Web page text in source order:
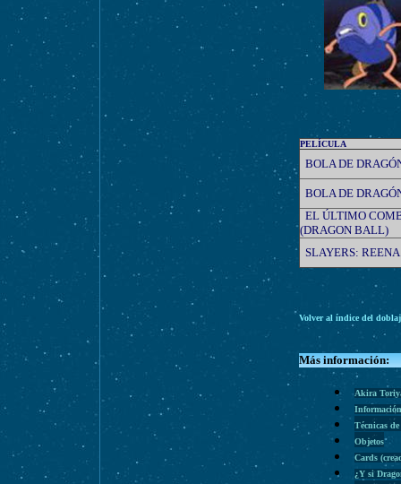
PELÍCULA
BOLA DE
BOLA DE
EL ÚLTIMO
(DRAGON BALL)
SLAYERS:
Volver al índice del
Más información:
Akira
Técnicas de
Objetos
Cards
¿Y si